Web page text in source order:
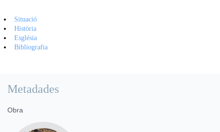
Situació
Història
Església
Bibliografia
Metadades
Obra